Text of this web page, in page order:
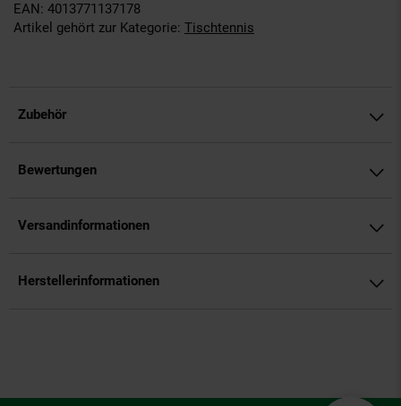
EAN: 4013771137178
Artikel gehört zur Kategorie: Tischtennis
Zubehör
Bewertungen
Versandinformationen
Herstellerinformationen